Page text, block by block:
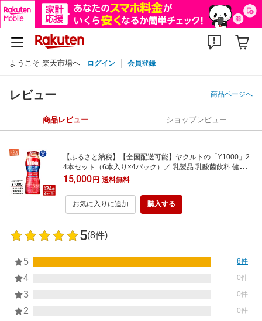
ようこそ 楽天市場へ ログイン 会員登録
レビュー 商品ページへ
商品レビュー ショップレビュー
【ふるさと納税】【全国配送可能】ヤクルトの「Y1000」2
4本セット（6本入り×4パック）／ 乳製品 乳酸菌飲料 健康
腸活 ストレス緩和 睡眠の質向上 乳酸菌シロタ株 機能性表示
食品 茨城県
15,000円 送料無料
お気に入りに追加 購入する
5(8件)
5 8件
4 0件
3 0件
2 0件